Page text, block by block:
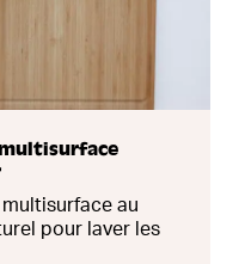
au
pour laver les